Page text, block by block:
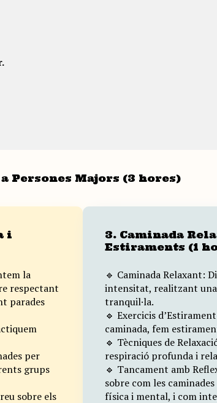
Persones Majors (3 hores)
i
la
respectant
parades
per
grups
sobre els
3. Caminada
Estiraments (1
🔹 Caminada Relaxant:
intensitat, realitzant
tranquil·la.
🔹 Exercicis
caminada, fem
🔹 Tècniques de
respiració profunda i
🔹 Tancament amb
sobre com les
física i mental, i com